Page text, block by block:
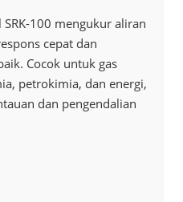
100 mengukur aliran
cepat dan
Cocok untuk gas
petrokimia, dan energi,
dan pengendalian